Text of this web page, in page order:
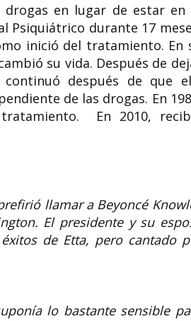
drogas en lugar de estar en
Psiquiátrico durante 17
inició del tratamiento. En
su vida. Después de
después de que
de las drogas. En
En 2010,
llamar a Beyoncé
El presidente y su
de Etta, pero cantado
lo bastante sensible